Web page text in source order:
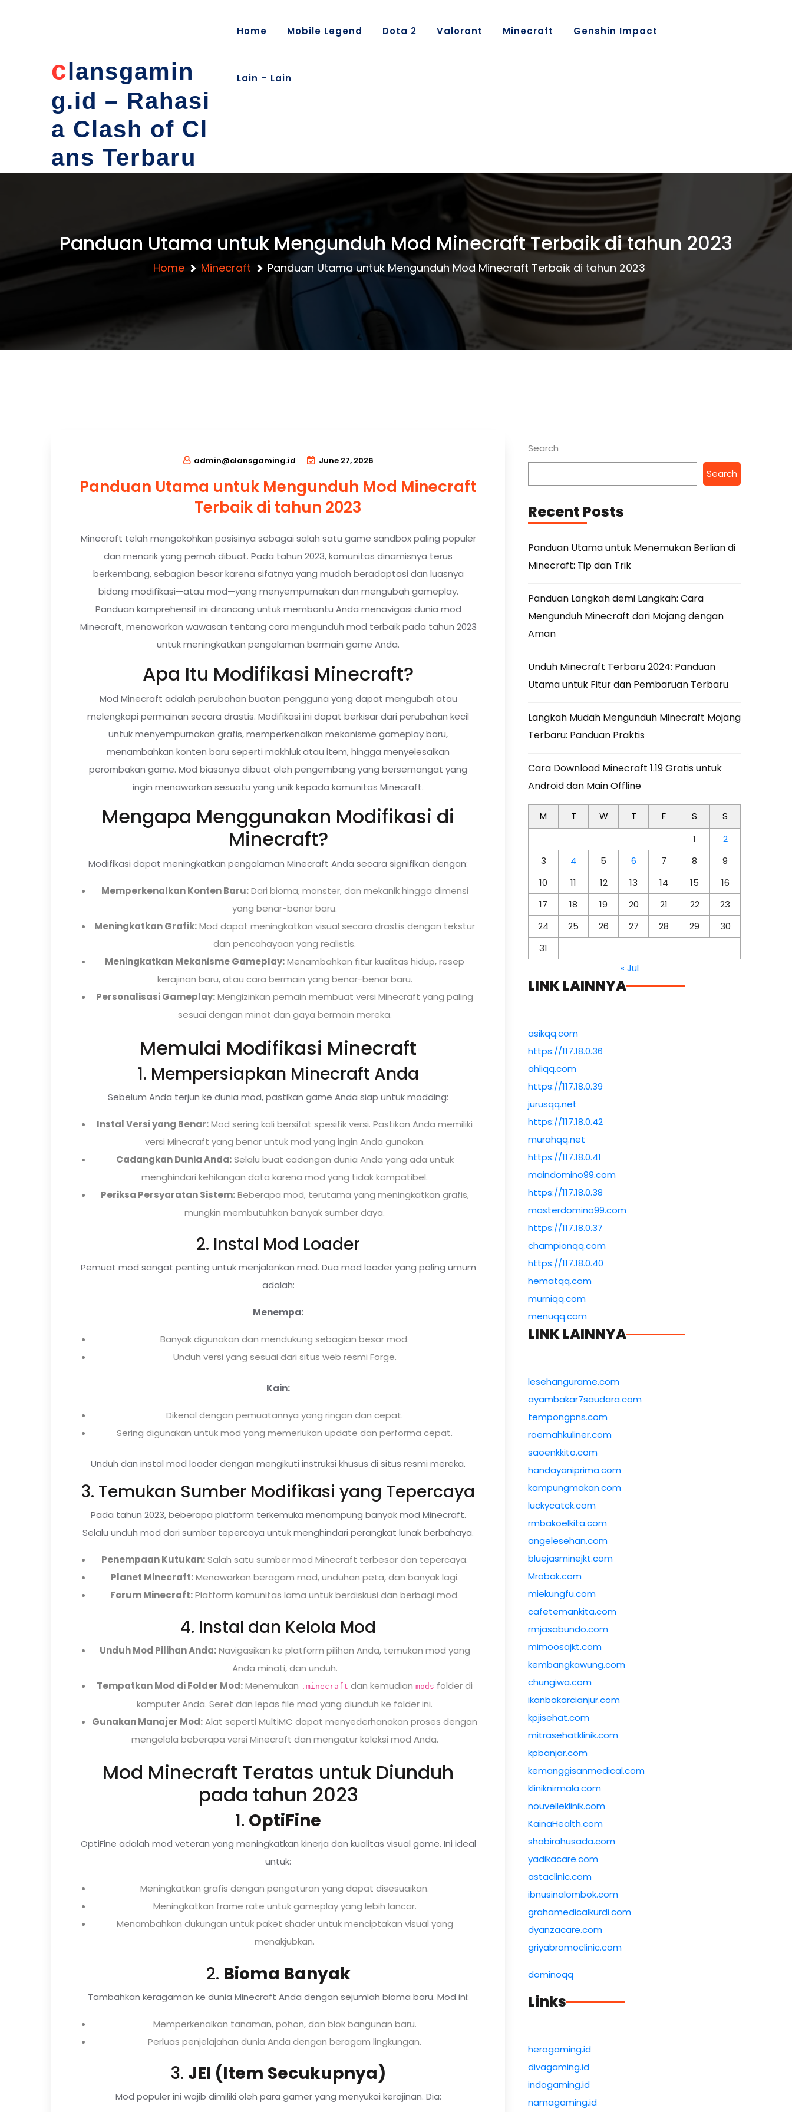
clansgamin
g.id – Rahasi
a Clash of Cl
ans Terbaru
Home Mobile Legend Dota 2 Valorant Minecraft Genshin Impact
Lain – Lain
Panduan Utama untuk Mengunduh Mod Minecraft Terbaik di tahun 2023
Home Minecraft Panduan Utama untuk Mengunduh Mod Minecraft Terbaik di tahun 2023
admin@clansgaming.id June 27, 2026
Panduan Utama untuk Mengunduh Mod Minecraft
Terbaik di tahun 2023
Minecraft telah mengokohkan posisinya sebagai salah satu game sandbox paling populer
dan menarik yang pernah dibuat. Pada tahun 2023, komunitas dinamisnya terus
berkembang, sebagian besar karena sifatnya yang mudah beradaptasi dan luasnya
bidang modifikasi—atau mod—yang menyempurnakan dan mengubah gameplay.
Panduan komprehensif ini dirancang untuk membantu Anda menavigasi dunia mod
Minecraft, menawarkan wawasan tentang cara mengunduh mod terbaik pada tahun 2023
untuk meningkatkan pengalaman bermain game Anda.
Apa Itu Modifikasi Minecraft?
Mod Minecraft adalah perubahan buatan pengguna yang dapat mengubah atau
melengkapi permainan secara drastis. Modifikasi ini dapat berkisar dari perubahan kecil
untuk menyempurnakan grafis, memperkenalkan mekanisme gameplay baru,
menambahkan konten baru seperti makhluk atau item, hingga menyelesaikan
perombakan game. Mod biasanya dibuat oleh pengembang yang bersemangat yang
ingin menawarkan sesuatu yang unik kepada komunitas Minecraft.
Mengapa Menggunakan Modifikasi di
Minecraft?
Modifikasi dapat meningkatkan pengalaman Minecraft Anda secara signifikan dengan:
Memperkenalkan Konten Baru:Dari bioma, monster, dan mekanik hingga dimensi
yang benar-benar baru.
Meningkatkan Grafik:Mod dapat meningkatkan visual secara drastis dengan tekstur
dan pencahayaan yang realistis.
Meningkatkan Mekanisme Gameplay:Menambahkan fitur kualitas hidup, resep
kerajinan baru, atau cara bermain yang benar-benar baru.
Personalisasi Gameplay:Mengizinkan pemain membuat versi Minecraft yang paling
sesuai dengan minat dan gaya bermain mereka.
Memulai Modifikasi Minecraft
1. Mempersiapkan Minecraft Anda
Sebelum Anda terjun ke dunia mod, pastikan game Anda siap untuk modding:
Instal Versi yang Benar:Mod sering kali bersifat spesifik versi. Pastikan Anda memiliki
versi Minecraft yang benar untuk mod yang ingin Anda gunakan.
Cadangkan Dunia Anda:Selalu buat cadangan dunia Anda yang ada untuk
menghindari kehilangan data karena mod yang tidak kompatibel.
Periksa Persyaratan Sistem:Beberapa mod, terutama yang meningkatkan grafis,
mungkin membutuhkan banyak sumber daya.
2. Instal Mod Loader
Pemuat mod sangat penting untuk menjalankan mod. Dua mod loader yang paling umum
adalah:
Menempa:
Banyak digunakan dan mendukung sebagian besar mod.
Unduh versi yang sesuai dari situs web resmi Forge.
Kain:
Dikenal dengan pemuatannya yang ringan dan cepat.
Sering digunakan untuk mod yang memerlukan update dan performa cepat.
Unduh dan instal mod loader dengan mengikuti instruksi khusus di situs resmi mereka.
3. Temukan Sumber Modifikasi yang Tepercaya
Pada tahun 2023, beberapa platform terkemuka menampung banyak mod Minecraft.
Selalu unduh mod dari sumber tepercaya untuk menghindari perangkat lunak berbahaya.
Penempaan Kutukan:Salah satu sumber mod Minecraft terbesar dan tepercaya.
Planet Minecraft:Menawarkan beragam mod, unduhan peta, dan banyak lagi.
Forum Minecraft:Platform komunitas lama untuk berdiskusi dan berbagi mod.
4. Instal dan Kelola Mod
Unduh Mod Pilihan Anda:Navigasikan ke platform pilihan Anda, temukan mod yang
Anda minati, dan unduh.
Tempatkan Mod di Folder Mod:Menemukan .minecraft dan kemudianmods folder di
komputer Anda. Seret dan lepas file mod yang diunduh ke folder ini.
Gunakan Manajer Mod:Alat seperti MultiMC dapat menyederhanakan proses dengan
mengelola beberapa versi Minecraft dan mengatur koleksi mod Anda.
Mod Minecraft Teratas untuk Diunduh
pada tahun 2023
1. OptiFine
OptiFine adalah mod veteran yang meningkatkan kinerja dan kualitas visual game. Ini ideal
untuk:
Meningkatkan grafis dengan pengaturan yang dapat disesuaikan.
Meningkatkan frame rate untuk gameplay yang lebih lancar.
Menambahkan dukungan untuk paket shader untuk menciptakan visual yang
menakjubkan.
2. Bioma Banyak
Tambahkan keragaman ke dunia Minecraft Anda dengan sejumlah bioma baru. Mod ini:
Memperkenalkan tanaman, pohon, dan blok bangunan baru.
Perluas penjelajahan dunia Anda dengan beragam lingkungan.
3. JEI (Item Secukupnya)
Mod populer ini wajib dimiliki oleh para gamer yang menyukai kerajinan. Dia:
Search
Search
Recent Posts
Panduan Utama untuk Menemukan Berlian di
Minecraft: Tip dan Trik
Panduan Langkah demi Langkah: Cara
Mengunduh Minecraft dari Mojang dengan
Aman
Unduh Minecraft Terbaru 2024: Panduan
Utama untuk Fitur dan Pembaruan Terbaru
Langkah Mudah Mengunduh Minecraft Mojang
Terbaru: Panduan Praktis
Cara Download Minecraft 1.19 Gratis untuk
Android dan Main Offline
M T W T F S
S
1
2
3
4 5 6 7 8
9
10
11 12 13 14 15
16
17
18 19 20 21 22
23
24
25 26 27 28 29
30
31
« Jul
LINK LAINNYA
asikqq.com
https://117.18.0.36
ahliqq.com
https://117.18.0.39
jurusqq.net
https://117.18.0.42
murahqq.net
https://117.18.0.41
maindomino99.com
https://117.18.0.38
masterdomino99.com
https://117.18.0.37
championqq.com
https://117.18.0.40
hematqq.com
murniqq.com
menuqq.com
LINK LAINNYA
lesehangurame.com
ayambakar7saudara.com
tempongpns.com
roemahkuliner.com
saoenkkito.com
handayaniprima.com
kampungmakan.com
luckycatck.com
rmbakoelkita.com
angelesehan.com
bluejasminejkt.com
Mrobak.com
miekungfu.com
cafetemankita.com
rmjasabundo.com
mimoosajkt.com
kembangkawung.com
chungiwa.com
ikanbakarcianjur.com
kpjisehat.com
mitrasehatklinik.com
kpbanjar.com
kemanggisanmedical.com
kliniknirmala.com
nouvelleklinik.com
KainaHealth.com
shabirahusada.com
yadikacare.com
astaclinic.com
ibnusinalombok.com
grahamedicalkurdi.com
dyanzacare.com
griyabromoclinic.com
dominoqq
Links
herogaming.id
divagaming.id
indogaming.id
namagaming.id